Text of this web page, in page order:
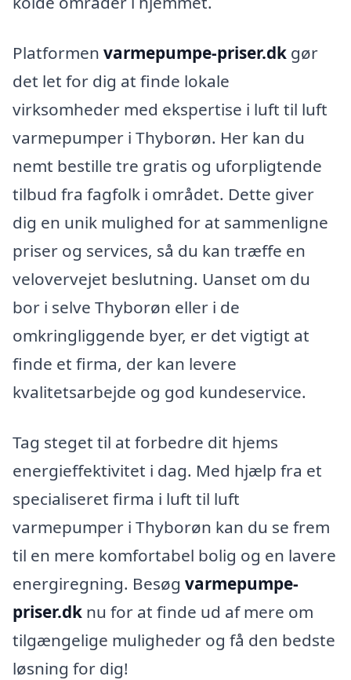
Platformen varmepumpe-priser.dk gør
det let for dig at finde lokale
virksomheder med ekspertise i luft til luft
varmepumper i Thyborøn. Her kan du
nemt bestille tre gratis og uforpligtende
tilbud fra fagfolk i området. Dette giver
dig en unik mulighed for at sammenligne
priser og services, så du kan træffe en
velovervejet beslutning. Uanset om du
bor i selve Thyborøn eller i de
omkringliggende byer, er det vigtigt at
finde et firma, der kan levere
kvalitetsarbejde og god kundeservice.
Tag steget til at forbedre dit hjems
energieffektivitet i dag. Med hjælp fra et
specialiseret firma i luft til luft
varmepumper i Thyborøn kan du se frem
til en mere komfortabel bolig og en lavere
energiregning. Besøg varmepumpe-
priser.dk nu for at finde ud af mere om
tilgængelige muligheder og få den bedste
løsning for dig!